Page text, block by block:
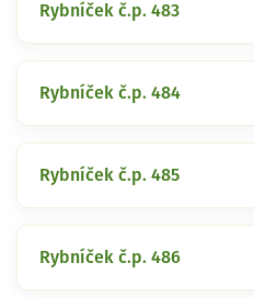
Rybníček č.p. 483
Rybníček č.p. 484
Rybníček č.p. 485
Rybníček č.p. 486